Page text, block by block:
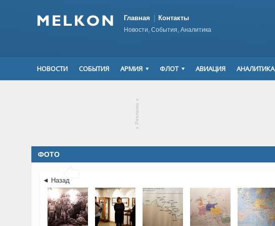
Главная Контакты
Новости, События, Аналитика
НОВОСТИ СОБЫТИЯ АРМИЯ ФЛОТ АВИАЦИЯ АНАЛИТИКА
▾
Реклама
▾
ФОТО

◄ Назад